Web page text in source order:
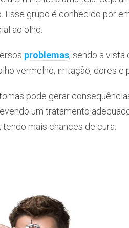
grupo é conhecido por
ao olho.
problemas, sendo a vista
vermelho, irritação, dores e
pode gerar
um tratamento
mais chances de cura.